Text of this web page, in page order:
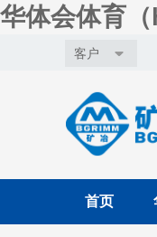
华体会体育
客户
首页